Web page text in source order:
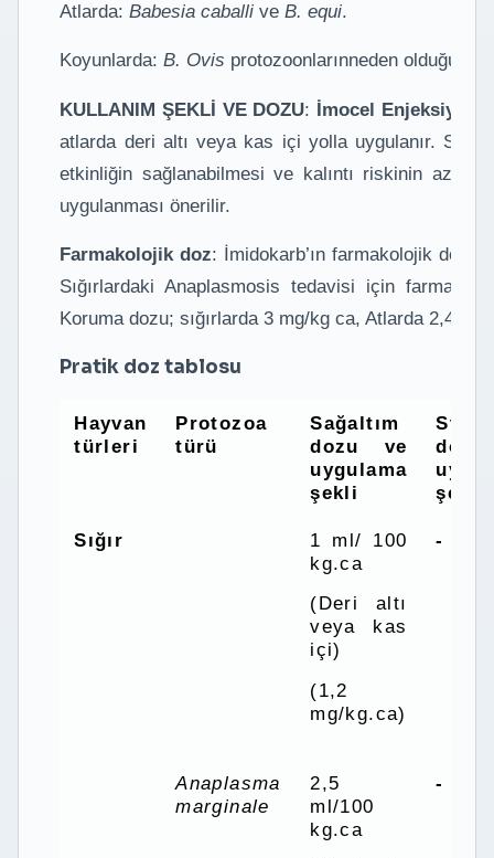
Atlarda:Babesia caballi veB. equi.
Koyunlarda:B. Ovis protozoonlarınneden olduğu
KULLANIM ŞEKLİ VE DOZU: İmocel
atlarda deri altı veya kas içi yolla uygulanır.
etkinliğin sağlanabilmesi ve kalıntı riskinin
uygulanması önerilir.
Farmakolojik doz: İmidokarb’ın farmakolojik dozu
Sığırlardaki Anaplasmosis tedavisi için
Koruma dozu; sığırlarda 3 mg/kg ca, Atlarda 2,4 mg/
Pratik doz tablosu
Hayvan
türleri
Protozoa
türü
Sağaltım
dozu ve
uygulama
şekli
şekli
Sığır
1 ml/ 100
kg.ca
(Deri altı
veya kas
içi)
(1,2
mg/kg.ca)
-
Anaplasma
marginale
2,5
ml/100
kg.ca
-